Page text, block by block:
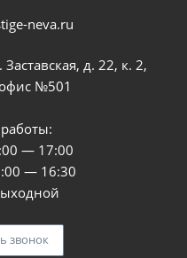
neva.ru
Заставская, д. 22, к. 2,
№501
— 17:00
— 16:30
звонок